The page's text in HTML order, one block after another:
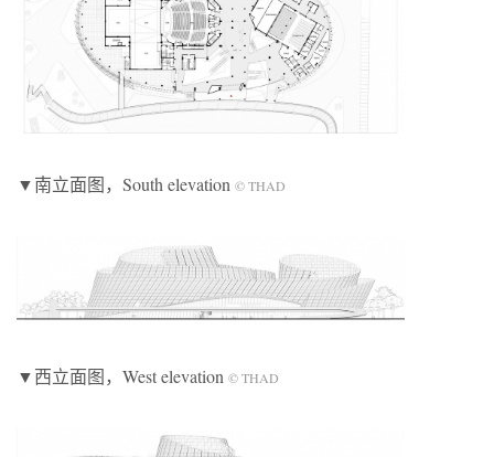
▼南立面图，South elevation © THAD
▼西立面图，West elevation © THAD